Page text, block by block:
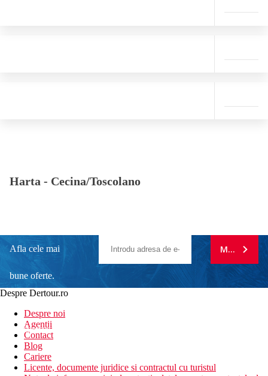
Harta - Cecina/Toscolano
Afla cele mai
bune oferte.
newsletter!
MA
Despre Dertour.ro
Despre noi
Agentii
Contact
Blog
Cariere
Licente, documente juridice si contractul cu turistul